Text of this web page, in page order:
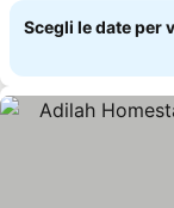
Scegli le date per